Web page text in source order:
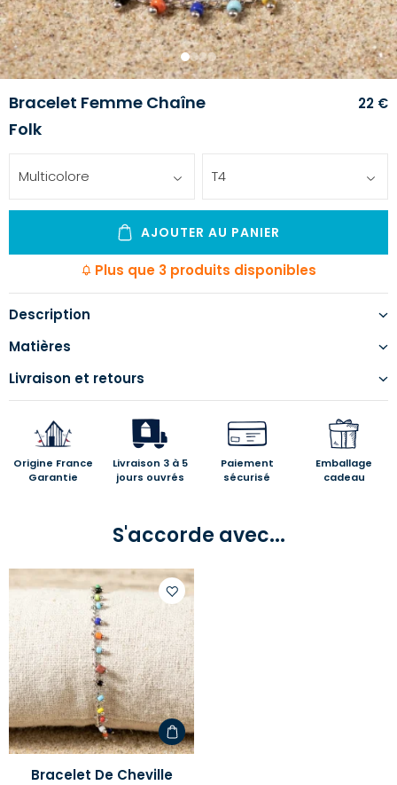
1 234
Bracelet Femme Chaîne
Folk
22 €
Multicolore T4
AJOUTER AU PANIER
Plus que 3 produits disponibles
Description
Matières
Livraison et retours
Origine France
Garantie
Livraison 3 à 5
jours ouvrés
Paiement
sécurisé
Emballage
cadeau
S'accorde avec...
Ajouter
à
votre
liste
d'envies
Bracelet De Cheville